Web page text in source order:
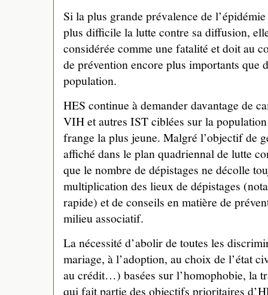
Si la plus grande prévalence de
plus difficile la lutte contre sa diffusion,
considérée comme une fatalité et doit au
de prévention encore plus importants que
population.
HES continue à demander davantage de
VIH et autres IST ciblées sur la
frange la plus jeune. Malgré l’objectif de
affiché dans le plan quadriennal de lutte
que le nombre de dépistages ne décolle
multiplication des lieux de dépistages
rapide) et de conseils en matière de
milieu associatif.
La nécessité d’abolir de toutes les
mariage, à l’adoption, au choix de l’état
au crédit…) basées sur l’homophobie, la
qui fait partie des objectifs prioritaires